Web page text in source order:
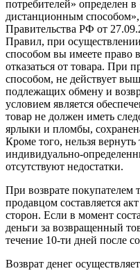
потребителей» определен
дистанционным
Правительства РФ от
Правил, при
способом вы имеете право
отказаться от товара. При
способом, не действует
подлежащих обмену и
условием является
товар не должен иметь
ярлыки и пломбы,
Кроме того, нельзя
индивидуально-
отсутствуют недостатки.
При возврате покупателем
продавцом составляется
сторон. Если в момент
деньги за возвращенный
течение 10-ти дней после
Возврат денег